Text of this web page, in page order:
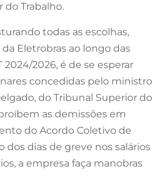
do Trabalho.
todas as escolhas,
Eletrobras ao longo das
2024/2026, é de se esperar
concedidas pelo ministro
do Tribunal Superior do
as demissões em
do Acordo Coletivo de
dos dias de greve nos salários
a empresa faça manobras